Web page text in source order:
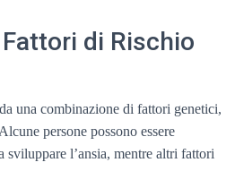
di Rischio
una combinazione di fattori genetici,
persone possono essere
sviluppare l’ansia, mentre altri fattori